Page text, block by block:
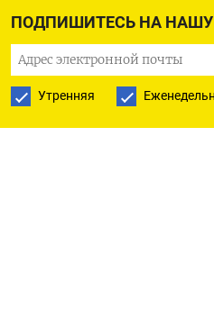
ПОДПИШИТЕСЬ НА
Утренняя
ПОДПИСАТЬСЯ
ПОДПИСАТЬСЯ